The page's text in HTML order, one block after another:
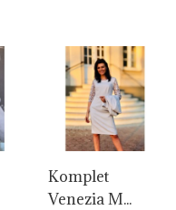
Komplet
Venezia M...